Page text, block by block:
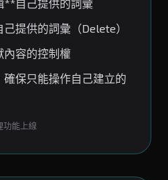
**自己提供的詞彙
提供的詞彙（Delete）
內容的控制權
保只能操作自己建立的
功能上線